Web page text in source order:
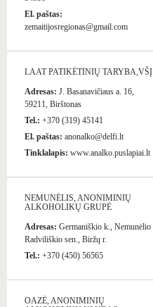
El. paštas:
zemaitijosregionas@gmail.com
LAAT PATIKĖTINIŲ TARYBA,VŠĮ
Adresas: J. Basanavičiaus a. 16,
59211, Birštonas
Tel.: +370 (319) 45141
El. paštas: anonalko@delfi.lt
Tinklalapis: www.analko.puslapiai.lt
NEMUNĖLIS, ANONIMINIŲ
ALKOHOLIKŲ GRUPĖ
Adresas: Germaniškio k., Nemunėlio
Radviliškio sen., Biržų r.
Tel.: +370 (450) 56565
OAZĖ, ANONIMINIŲ